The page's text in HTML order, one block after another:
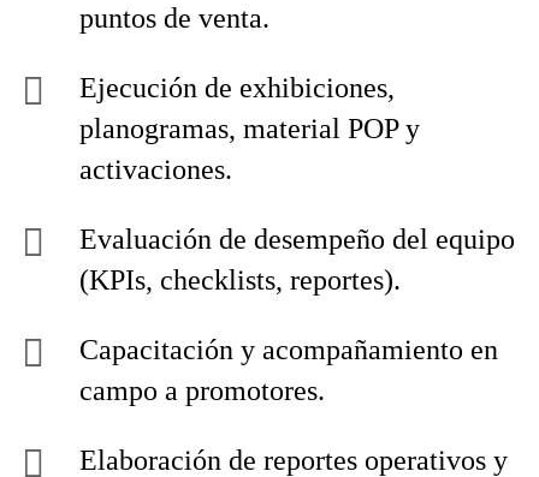
puntos de venta.
Ejecución de exhibiciones,
planogramas, material POP y
activaciones.
Evaluación de desempeño del equipo
(KPIs, checklists, reportes).
Capacitación y acompañamiento en
campo a promotores.
Elaboración de reportes operativos y